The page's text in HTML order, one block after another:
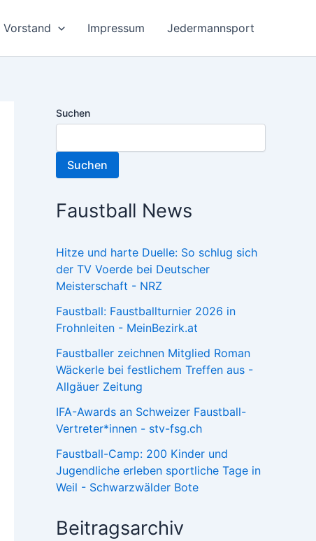
Vorstand Impressum Jedermannsport
Suchen
Suchen
Faustball News
Hitze und harte Duelle: So schlug sich
der TV Voerde bei Deutscher
Meisterschaft - NRZ
Faustball: Faustballturnier 2026 in
Frohnleiten - MeinBezirk.at
Faustballer zeichnen Mitglied Roman
Wäckerle bei festlichem Treffen aus -
Allgäuer Zeitung
IFA-Awards an Schweizer Faustball-
Vertreter*innen - stv-fsg.ch
Faustball-Camp: 200 Kinder und
Jugendliche erleben sportliche Tage in
Weil - Schwarzwälder Bote
Beitragsarchiv